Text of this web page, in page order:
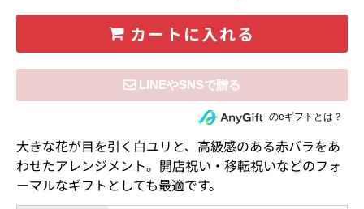
カートに入れる
住所を知らない相手にeギフトで贈るのeギフトとは？
大きな花が目を引く白ユリと、高級感のある赤バラをあ
わせたアレンジメント。開店祝い・移転祝いなどのフォ
ーマルなギフトとしても最適です。